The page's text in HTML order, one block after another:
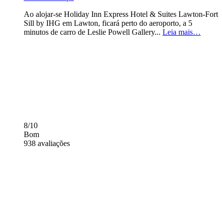
Ao alojar-se Holiday Inn Express Hotel & Suites Lawton-Fort
Sill by IHG em Lawton, ficará perto do aeroporto, a 5
minutos de carro de Leslie Powell Gallery... Leia mais…
8/10
Bom
938 avaliações